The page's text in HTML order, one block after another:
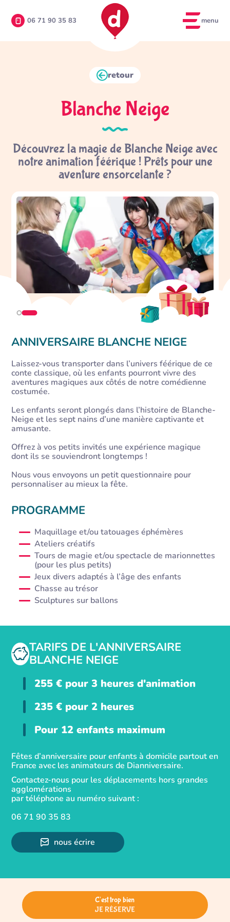
06 71 90 35 83 menu
retour
Blanche Neige
Découvrez la magie de Blanche Neige avec
notre animation féérique ! Prêts pour une
aventure ensorcelante ?
ANNIVERSAIRE BLANCHE NEIGE
Laissez-vous transporter dans l’univers féérique de ce
conte classique, où les enfants pourront vivre des
aventures magiques aux côtés de notre comédienne
costumée.
Les enfants seront plongés dans l’histoire de Blanche-
Neige et les sept nains d’une manière captivante et
amusante.
Offrez à vos petits invités une expérience magique
dont ils se souviendront longtemps !
Nous vous envoyons un petit questionnaire pour
personnaliser au mieux la fête.
PROGRAMME
Maquillage et/ou tatouages éphémères
Ateliers créatifs
Tours de magie et/ou spectacle de marionnettes
(pour les plus petits)
Jeux divers adaptés à l’âge des enfants
Chasse au trésor
Sculptures sur ballons
TARIFS DE L'ANNIVERSAIRE
BLANCHE NEIGE
255 € pour 3 heures d'animation
235 € pour 2 heures
Pour 12 enfants maximum
Fêtes d’anniversaire pour enfants à domicile partout en
France avec les animateurs de Dianniversaire.
Contactez-nous pour les déplacements hors grandes
agglomérations
par téléphone au numéro suivant :
06 71 90 35 83
nous écrire
C'est trop bien
JE RÉSERVE